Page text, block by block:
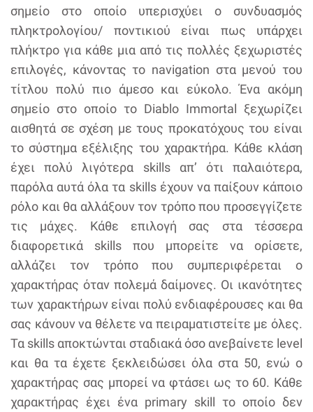
σημείο στο οποίο υπερισχύει ο συνδυασμός
πληκτρολογίου/ ποντικιού είναι πως υπάρχει
πλήκτρο για κάθε μια από τις πολλές ξεχωριστές
επιλογές, κάνοντας το navigation στα μενού του
τίτλου πολύ πιο άμεσο και εύκολο. Ένα ακόμη
σημείο στο οποίο το Diablo Immortal ξεχωρίζει
αισθητά σε σχέση με τους προκατόχους του είναι
το σύστημα εξέλιξης του χαρακτήρα. Κάθε κλάση
έχει πολύ λιγότερα skills απ’ ότι παλαιότερα,
παρόλα αυτά όλα τα skills έχουν να παίξουν κάποιο
ρόλο και θα αλλάξουν τον τρόπο που προσεγγίζετε
τις μάχες. Κάθε επιλογή σας στα τέσσερα
διαφορετικά skills που μπορείτε να ορίσετε,
αλλάζει τον τρόπο που συμπεριφέρεται ο
χαρακτήρας όταν πολεμά δαίμονες. Οι ικανότητες
των χαρακτήρων είναι πολύ ενδιαφέρουσες και θα
σας κάνουν να θέλετε να πειραματιστείτε με όλες.
Τα skills αποκτώνται σταδιακά όσο ανεβαίνετε level
και θα τα έχετε ξεκλειδώσει όλα στα 50, ενώ ο
χαρακτήρας σας μπορεί να φτάσει ως το 60. Κάθε
χαρακτήρας έχει ένα primary skill το οποίο δεν